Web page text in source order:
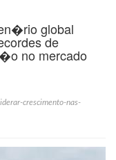
global
de
no mercado
crescimento-nas-